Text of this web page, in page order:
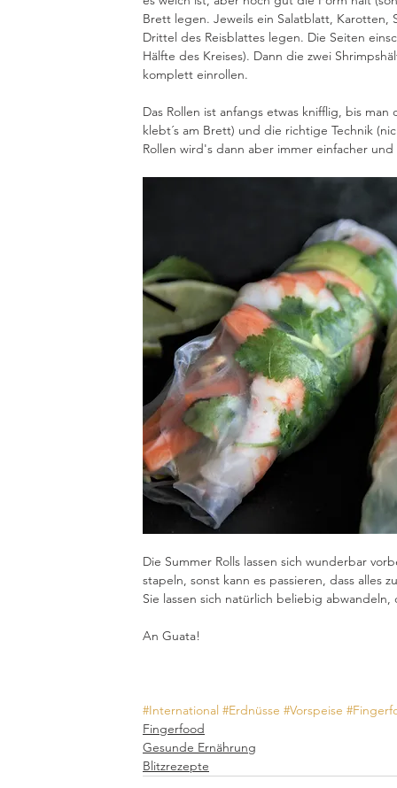
Brett legen. Jeweils ein Salatblatt,
Drittel des Reisblattes legen. Die Seiten
Hälfte des Kreises). Dann die zwei
komplett einrollen.
Das Rollen ist anfangs etwas knifflig, bis
klebt´s am Brett) und die richtige Technik
Rollen wird's dann aber immer einfacher
Die Summer Rolls lassen sich wunderbar
stapeln, sonst kann es passieren, dass alles
Sie lassen sich natürlich beliebig
An Guata!
#International #Erdnüsse #Vorspeise
Fingerfood
Gesunde Ernährung
Blitzrezepte